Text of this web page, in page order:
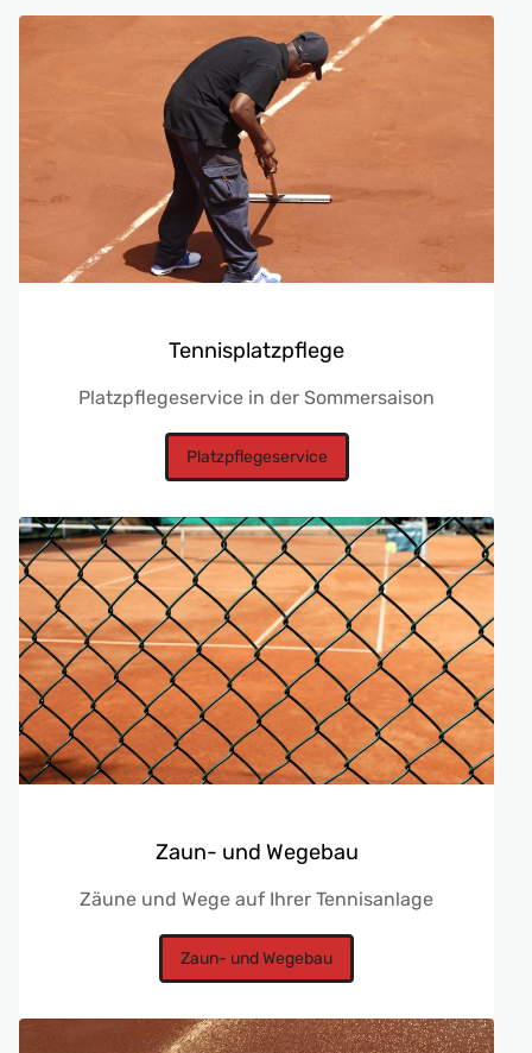
Tennisplatzpflege
Platzpflegeservice in der Sommersaison
Platzpflegeservice
Zaun- und Wegebau
Zäune und Wege auf Ihrer Tennisanlage
Zaun- und Wegebau